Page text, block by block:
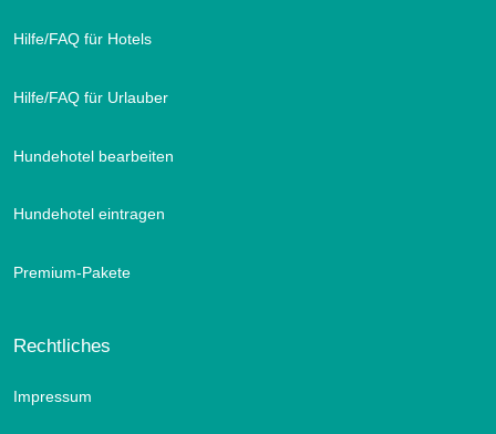
Hilfe/FAQ für Hotels
Hilfe/FAQ für Urlauber
Hundehotel bearbeiten
Hundehotel eintragen
Premium-Pakete
Rechtliches
Impressum